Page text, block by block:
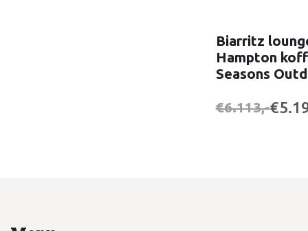
Biarritz
Hampton
Seasons
€6.113,-